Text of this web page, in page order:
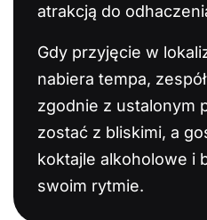
atrakcją do
Gdy przyjęcie w
nabiera tempa,
zgodnie z ustalonym
zostać z bliskimi, a
koktajle alkoholowe i
swoim rytmie.